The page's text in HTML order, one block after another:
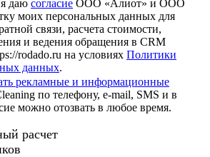
даю согласие ООО «Алиот» и ООО
моих персональных данных для
связи, расчета стоимости,
и ведения обращения в CRM
rodado.ru на условиях Политики
данных.
рекламные и информационные
по телефону, e-mail, SMS и в
можно отозвать в любое время.
расчет